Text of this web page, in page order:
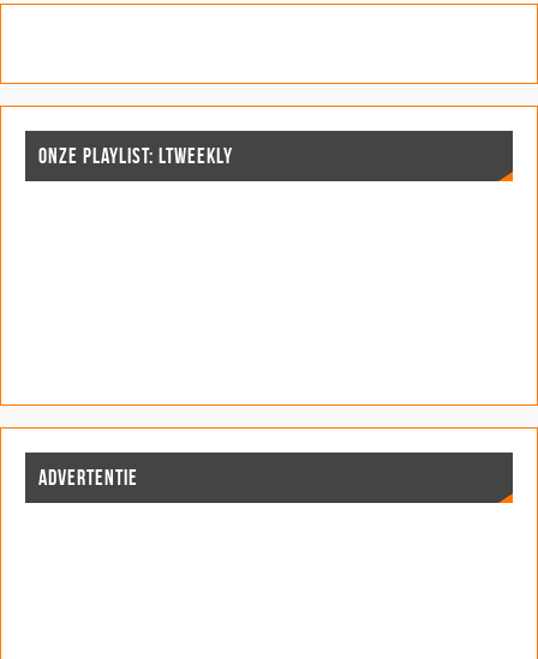
ONZE PLAYLIST: LTWEEKLY
ADVERTENTIE